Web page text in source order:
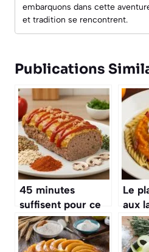
embarquons dans cette
et tradition se rencontrent.
Publications
45 minutes
suffisent pour ce
pain de viande à
l’américaine, et il
se prépare avec
Le
aux
en